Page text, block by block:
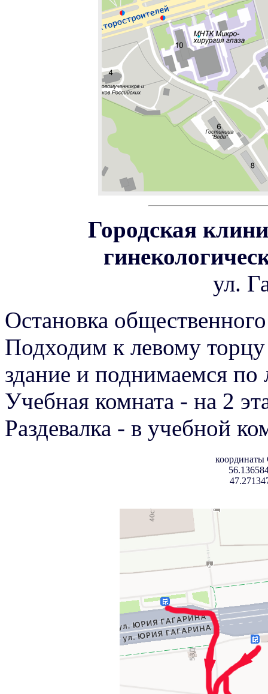
Городская
ул.
Остановка
Подходим к левому торцу
здание и поднимаемся по
Учебная комната - на 2
Раздевалка - в учебной
координаты